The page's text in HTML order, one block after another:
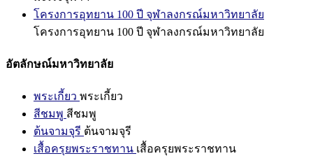
โครงการอุทยาน 100 ปี จุฬาลงกรณ์มหาวิทยาลัย
โครงการอุทยาน 100 ปี จุฬาลงกรณ์มหาวิทยาลัย
อัตลักษณ์มหาวิทยาลัย
พระเกี้ยว พระเกี้ยว
สีชมพู สีชมพู
ต้นจามจุรี ต้นจามจุรี
เสื้อครุยพระราชทาน เสื้อครุยพระราชทาน